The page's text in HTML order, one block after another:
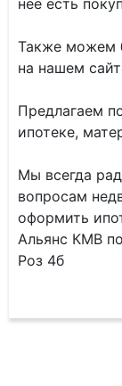
нее есть
Также можем
на нашем
Предлагаем
ипотеке,
Мы всегда
вопросам
оформить
Альянс КМВ
Роз 4б